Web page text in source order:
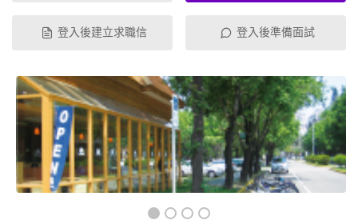
登入後建立求職信 登入後準備面試